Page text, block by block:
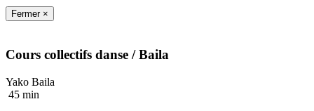
Fermer ×
Cours collectifs danse / Baila
Yako Baila
45 min